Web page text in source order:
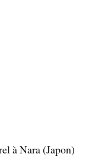
à Nara (Japon)